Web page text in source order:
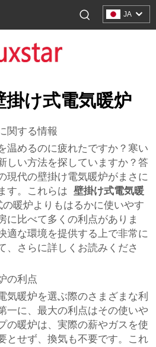
JA
掛け式電気暖炉
関する情報
温めるのに疲れたですか？寒い
しい方法を探していますか？答
現代の壁掛け電気暖炉がまさに
す。これらは 壁掛け式電気暖
暖炉よりもはるかに使いやす
に比べて多くの利点がありま
適な環境を提供する上で非常に
、さらに詳しくお読みくださ
の利点
気暖炉を選ぶ際のさまざまな利
一に、最大の利点はその使いや
の暖炉は、実際の薪やガスを使
とせず、換気も不要です。これ